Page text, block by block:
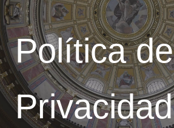
Política de
Privacidad